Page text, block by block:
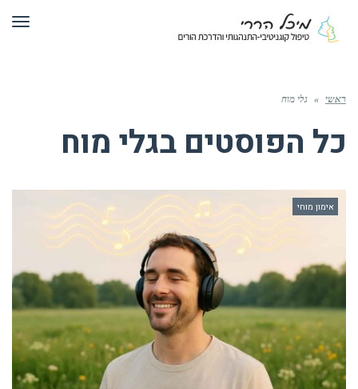
ראשי » גלי מוח
כל הפוסטים בגלי מוח
אימון מוחי